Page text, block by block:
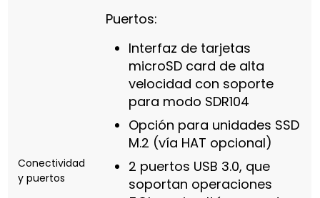
Conectividad
y puertos
Puertos:
Interfaz de tarjetas
microSD card de alta
velocidad con soporte
para modo SDR104
Opción para unidades SSD
M.2 (vía HAT opcional)
2 puertos USB 3.0, que
soportan operaciones